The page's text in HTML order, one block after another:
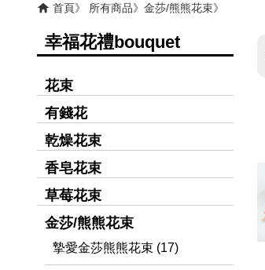
首頁 所有商品 金莎/熊熊花束
幸福花禮bouquet
花束
有錢花
乾燥花束
香皂花束
草莓花束
金莎/熊熊花束
摯愛金莎熊熊花束 (17)